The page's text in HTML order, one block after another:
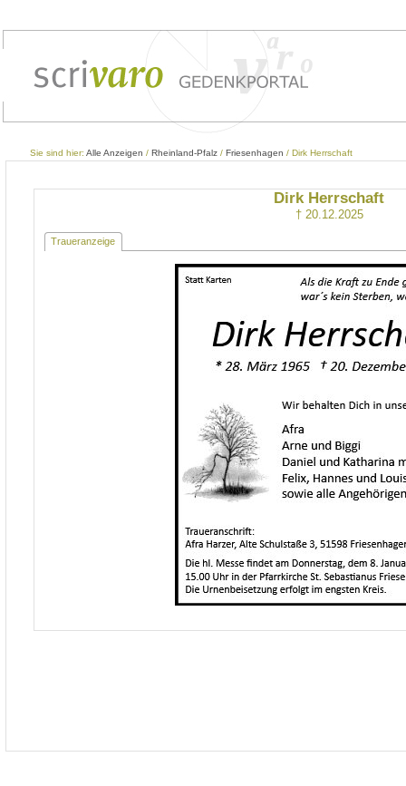
Sie sind hier: Alle Anzeigen / Rheinland-Pfalz / Friesenhagen / Dirk Herrschaft
Dirk Herrschaft
† 20.12.2025
Traueranzeige